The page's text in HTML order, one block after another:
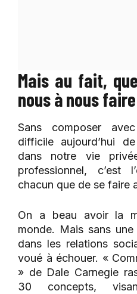
Mais au fait,
nous à nous
Sans composer
difficile aujourd’hui
dans notre vie
professionnel,
chacun que de se faire
On a beau avoir la
monde. Mais sans
dans les relations
voué à échouer. «
» de Dale Carnegie
30 concepts,